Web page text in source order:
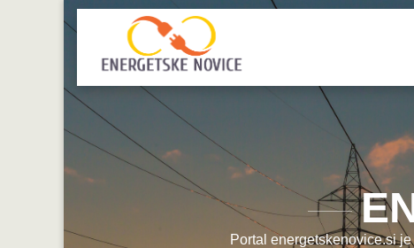
Portal energetskenovice.si